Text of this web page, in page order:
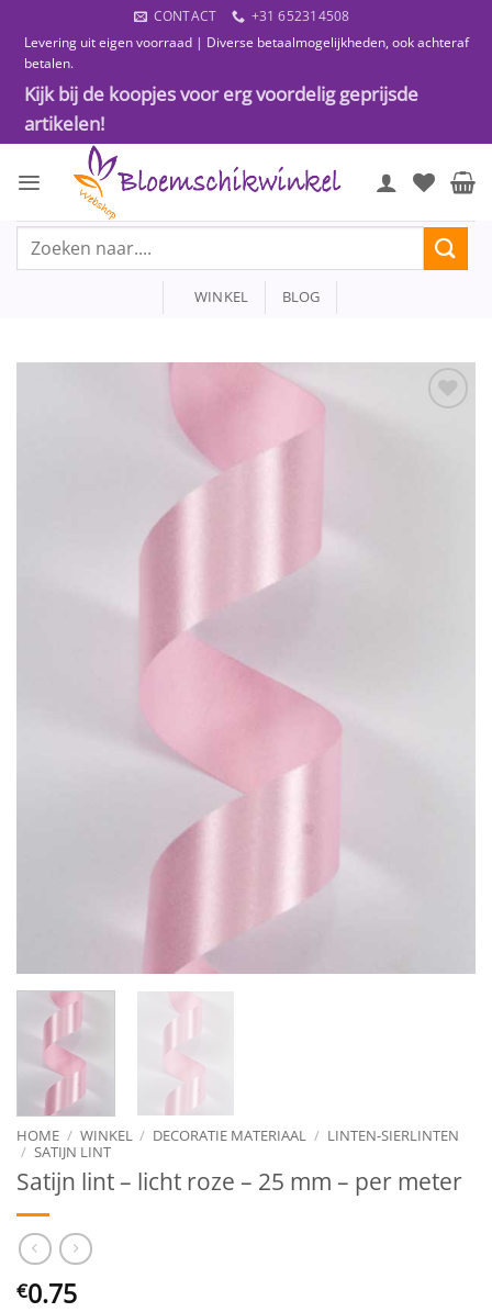
naar
inhoud
CONTACT
+31 652314508
Levering uit eigen voorraad | Diverse betaalmogelijkheden, ook achteraf
betalen.
Kijk bij de koopjes voor erg voordelig geprijsde
artikelen!
Zoeken
WINKEL BLOG
HOME / WINKEL / DECORATIE MATERIAAL / LINTEN-SIERLINTEN
/ SATIJN LINT
Satijn lint – licht roze – 25 mm – per meter
€0.75